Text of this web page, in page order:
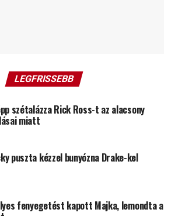
LEGFRISSEBB
szétalázza Rick Ross-t az alacsony
miatt
puszta kézzel bunyózna Drake-kel
fenyegetést kapott Majka, lemondta a